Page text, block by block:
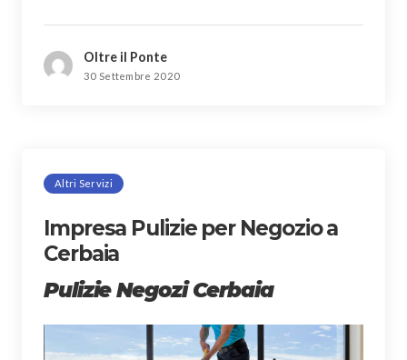
Oltre il Ponte
30 Settembre 2020
Altri Servizi
Impresa Pulizie per Negozio a
Cerbaia
Pulizie Negozi Cerbaia